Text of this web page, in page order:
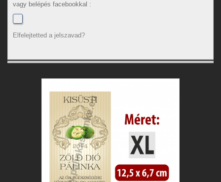
vagy belépés facebookkal :
Elfelejtetted a jelszavad?